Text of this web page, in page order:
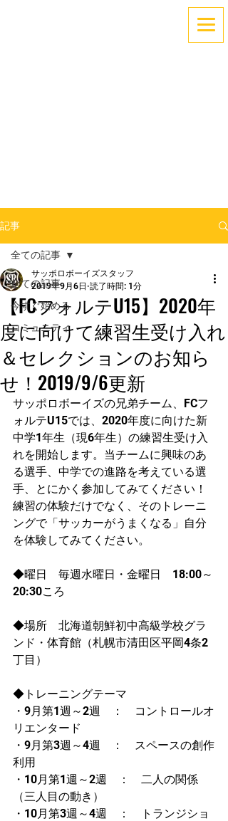
記事
全ての記事
今すぐ始める
コミュニティ
全ての記事
【FCフォルテU15】2020年
度に向けて練習生受け入れ
＆セレクションのお知ら
せ！2019/9/6更新
サッポロボーイズスタッフ
2019年9月6日 読了時間: 1分
サッポロボーイズの兄弟チーム、FCフ
ォルテU15では、2020年度に向けた新
中学1年生（現6年生）の練習生受け入
れを開始します。当チームに興味のあ
る選手、中学での進路を考えている選
手、とにかく参加してみてください！
練習の体験だけでなく、そのトレーニ
ングで「サッカーがうまくなる」自分
を体験してみてください。
◆曜日　毎週水曜日・金曜日　18:00～
20:30ころ
◆場所　北海道朝鮮初中高級学校グラ
ンド・体育館（札幌市清田区平岡4条2
丁目）
◆トレーニングテーマ
・9月第1週～2週　：　コントロールオ
リエンタード
・9月第3週～4週　：　スペースの創作
利用
・10月第1週～2週　：　二人の関係
（三人目の動き）
・10月第3週～4週　：　トランジショ